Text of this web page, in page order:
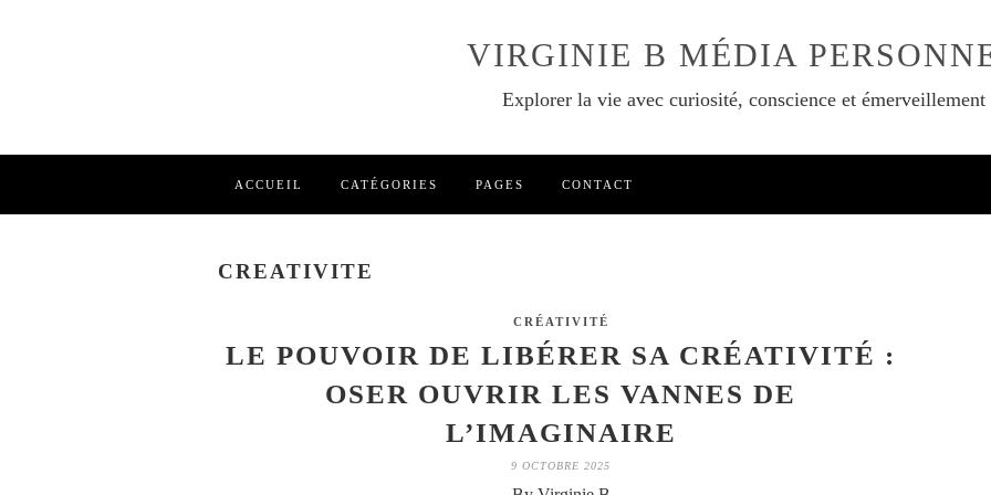
VIRGINIE B MÉDIA
Explorer la vie avec curiosité, conscience et émerveillement
ACCUEIL CATÉGORIES PAGES CONTACT
CREATIVITE
CRÉATIVITÉ
LE POUVOIR DE LIBÉRER SA CRÉATIVITÉ :
OSER OUVRIR LES VANNES DE
L’IMAGINAIRE
9 OCTOBRE 2025